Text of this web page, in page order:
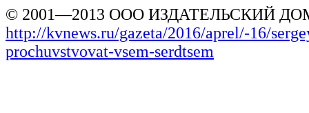
© 2001—2013 ООО ИЗДАТЕЛЬСКИЙ
http://kvnews.ru/gazeta/2016/aprel/-16/
prochuvstvovat-vsem-serdtsem